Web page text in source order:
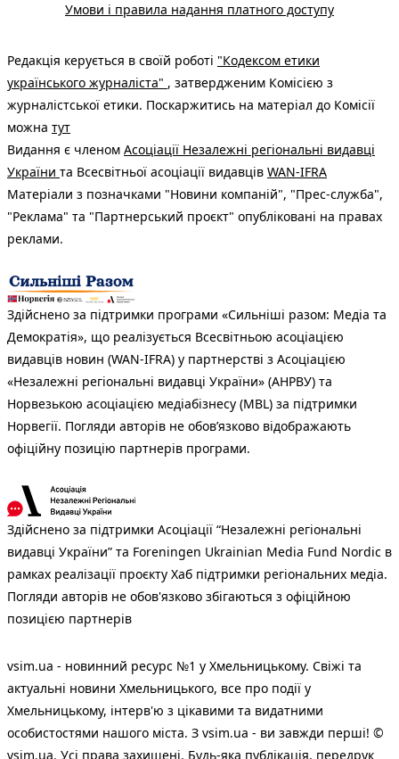
Умови і правила надання платного доступу
Редакція керується в своїй роботі "Кодексом етики
українського журналіста" , затвердженим Комісією з
журналістської етики. Поскаржитись на матеріал до Комісії
можна тут
Видання є членом Асоціації Незалежні регіональні видавці
України та Всесвітньої асоціації видавців WAN-IFRA
Матеріали з позначками "Новини компаній", "Прес-служба",
"Реклама" та "Партнерський проєкт" опубліковані на правах
реклами.
Здійснено за підтримки програми «Сильніші разом: Медіа та
Демократія», що реалізується Всесвітньою асоціацією
видавців новин (WAN-IFRA) у партнерстві з Асоціацією
«Незалежні регіональні видавці України» (АНРВУ) та
Норвезькою асоціацією медіабізнесу (MBL) за підтримки
Норвегії. Погляди авторів не обов’язково відображають
офіційну позицію партнерів програми.
Здійснено за підтримки Асоціації “Незалежні регіональні
видавці України” та Foreningen Ukrainian Media Fund Nordic в
рамках реалізації проєкту Хаб підтримки регіональних медіа.
Погляди авторів не обов'язково збігаються з офіційною
позицією партнерів
vsim.ua - новинний ресурс №1 у Хмельницькому. Свіжі та
актуальні новини Хмельницького, все про події у
Хмельницькому, інтерв'ю з цікавими та видатними
особистостями нашого міста. З vsim.ua - ви завжди перші! ©
vsim.ua. Усі права захищені. Будь-яка публiкацiя, передрук